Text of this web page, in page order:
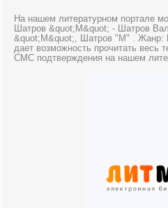
На нашем литературном портале
Шатров &quot;М&quot; - Шатров
&quot;М&quot;, Шатров "М" . Жанр:
дает возможность прочитать весь
СМС подтверждения на нашем